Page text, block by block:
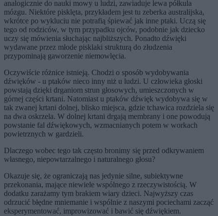
analogicznie do nauki mowy u ludzi, zawiaduje lewa półkula
mózgu. Niektóre pisklęta, przykładem jest tu zeberka australijska,
wkrótce po wykluciu nie potrafią śpiewać jak inne ptaki. Uczą się
tego od rodziców, w tym przypadku ojców, podobnie jak dziecko
uczy się mówienia słuchając najbliższych. Ponadto dźwięki
wydawane przez młode pisklaki strukturą do złudzenia
przypominają gaworzenie niemowlęcia.
Oczywiście różnice istnieją. Chodzi o sposób wydobywania
dźwięków - u ptaków nieco inny niż u ludzi. U człowieka głoski
powstają dzięki drganiom strun głosowych, umieszczonych w
górnej części krtani. Natomiast u ptaków dźwięk wydobywa się w
tak zwanej krtani dolnej, blisko miejsca, gdzie tchawica rozdziela się
na dwa oskrzela. W dolnej krtani drgają membrany i one powodują
powstanie fal dźwiękowych, wzmacnianych potem w workach
powietrznych w gardzieli.
Dlaczego wobec tego tak często bronimy się przed odkrywaniem
własnego, niepowtarzalnego i naturalnego głosu?
Okazuje się, że ograniczają nas jedynie silne, subiektywne
przekonania, mające niewiele wspólnego z rzeczywistością. W
dodatku zarażamy tym brakiem wiary dzieci. Najwyższy czas
odrzucić błędne mniemanie i wspólnie z naszymi pociechami zacząć
eksperymentować, improwizować i bawić się dźwiękiem.